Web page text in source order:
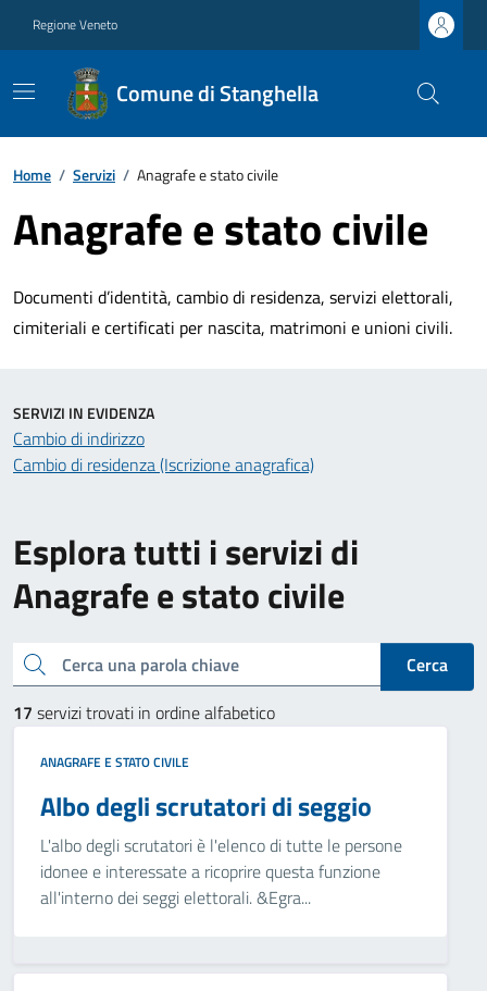
Regione Veneto
Comune di Stanghella
Home / Servizi / Anagrafe e stato civile
Anagrafe e stato civile
Documenti d’identità, cambio di residenza, servizi elettorali,
cimiteriali e certificati per nascita, matrimoni e unioni civili.
Esplora tutti i servizi di
Anagrafe e stato civile
Cerca una parola chiave
Cerca
17 servizi trovati in ordine alfabetico
ANAGRAFE E STATO CIVILE
Albo degli scrutatori di seggio
L'albo degli scrutatori è l'elenco di tutte le persone
idonee e interessate a ricoprire questa funzione
all'interno dei seggi elettorali. &Egra...
SERVIZI IN EVIDENZA
Cambio di indirizzo
Cambio di residenza (Iscrizione anagrafica)